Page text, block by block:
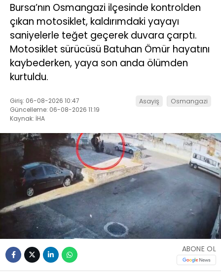
Bursa’nın Osmangazi ilçesinde kontrolden
çıkan motosiklet, kaldırımdaki yayayı
saniyelerle teğet geçerek duvara çarptı.
Motosiklet sürücüsü Batuhan Ömür hayatını
kaybederken, yaya son anda ölümden
kurtuldu.
Giriş: 06-08-2026 10:47
Güncelleme: 06-08-2026 11:19
Kaynak: İHA
Asayiş Osmangazi
ABONE OL